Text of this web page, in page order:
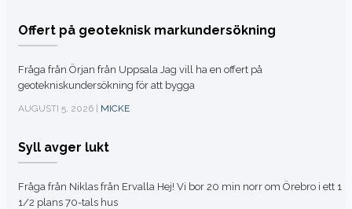
Offert på geoteknisk markundersökning
Fråga från Örjan från Uppsala Jag vill ha en offert på
geotekniskundersökning för att bygga
AUGUSTI 5, 2026 | MICKE
Syll avger lukt
Fråga från Niklas från Ervalla Hej! Vi bor 20 min norr om Örebro i ett 1
1/2 plans 70-tals hus